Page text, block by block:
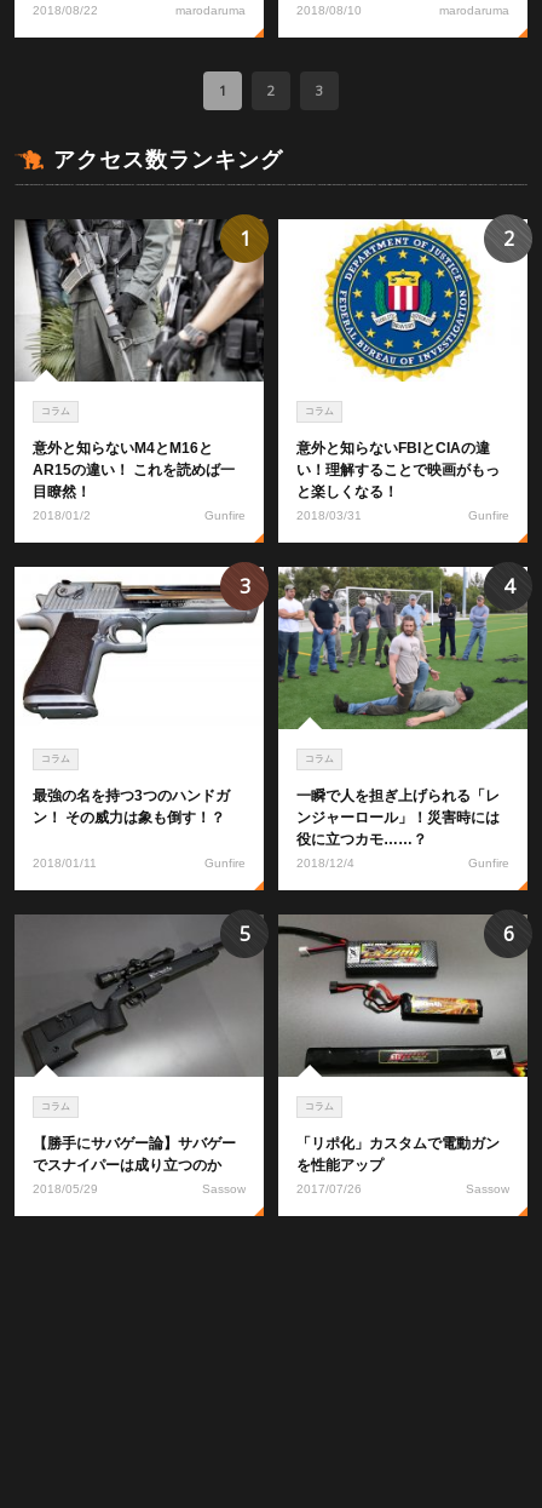
2018/08/22 marodaruma 2018/08/10 marodaruma
1 2 3
アクセス数ランキング
コラム
意外と知らないM4とM16と
AR15の違い！ これを読めば一
目瞭然！
2018/01/2 Gunfire
1
コラム
意外と知らないFBIとCIAの違
い！理解することで映画がもっ
と楽しくなる！
2018/03/31 Gunfire
2
コラム
最強の名を持つ3つのハンドガ
ン！ その威力は象も倒す！？
2018/01/11 Gunfire
3
コラム
一瞬で人を担ぎ上げられる「レ
ンジャーロール」！災害時には
役に立つカモ……？
2018/12/4 Gunfire
4
コラム
【勝手にサバゲー論】サバゲー
でスナイパーは成り立つのか
2018/05/29 Sassow
5
コラム
「リポ化」カスタムで電動ガン
を性能アップ
2017/07/26 Sassow
6